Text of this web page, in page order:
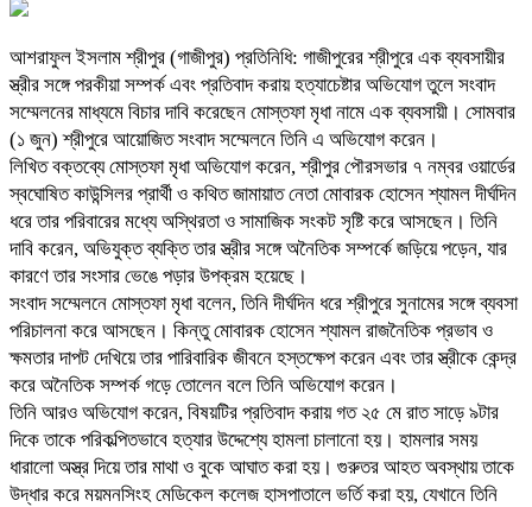
আশরাফুল ইসলাম শ্রীপুর (গাজীপুর) প্রতিনিধি: গাজীপুরের শ্রীপুরে এক ব্যবসায়ীর
স্ত্রীর সঙ্গে পরকীয়া সম্পর্ক এবং প্রতিবাদ করায় হত্যাচেষ্টার অভিযোগ তুলে সংবাদ
সম্মেলনের মাধ্যমে বিচার দাবি করেছেন মোস্তফা মৃধা নামে এক ব্যবসায়ী। সোমবার
(১ জুন) শ্রীপুরে আয়োজিত সংবাদ সম্মেলনে তিনি এ অভিযোগ করেন।
লিখিত বক্তব্যে মোস্তফা মৃধা অভিযোগ করেন, শ্রীপুর পৌরসভার ৭ নম্বর ওয়ার্ডের
স্বঘোষিত কাউন্সিলর প্রার্থী ও কথিত জামায়াত নেতা মোবারক হোসেন শ্যামল দীর্ঘদিন
ধরে তার পরিবারের মধ্যে অস্থিরতা ও সামাজিক সংকট সৃষ্টি করে আসছেন। তিনি
দাবি করেন, অভিযুক্ত ব্যক্তি তার স্ত্রীর সঙ্গে অনৈতিক সম্পর্কে জড়িয়ে পড়েন, যার
কারণে তার সংসার ভেঙে পড়ার উপক্রম হয়েছে।
সংবাদ সম্মেলনে মোস্তফা মৃধা বলেন, তিনি দীর্ঘদিন ধরে শ্রীপুরে সুনামের সঙ্গে ব্যবসা
পরিচালনা করে আসছেন। কিন্তু মোবারক হোসেন শ্যামল রাজনৈতিক প্রভাব ও
ক্ষমতার দাপট দেখিয়ে তার পারিবারিক জীবনে হস্তক্ষেপ করেন এবং তার স্ত্রীকে কেন্দ্র
করে অনৈতিক সম্পর্ক গড়ে তোলেন বলে তিনি অভিযোগ করেন।
তিনি আরও অভিযোগ করেন, বিষয়টির প্রতিবাদ করায় গত ২৫ মে রাত সাড়ে ৯টার
দিকে তাকে পরিকল্পিতভাবে হত্যার উদ্দেশ্যে হামলা চালানো হয়। হামলার সময়
ধারালো অস্ত্র দিয়ে তার মাথা ও বুকে আঘাত করা হয়। গুরুতর আহত অবস্থায় তাকে
উদ্ধার করে ময়মনসিংহ মেডিকেল কলেজ হাসপাতালে ভর্তি করা হয়, যেখানে তিনি